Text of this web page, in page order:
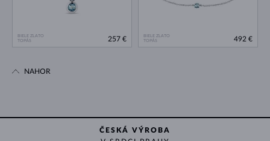
BIELE ZLATO
TOPÁS
257 €
BIELE ZLATO
TOPÁS
492 €
NAHOR
ČESKÁ VÝROBA